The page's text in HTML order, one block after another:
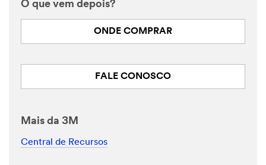
O que vem depois?
ONDE COMPRAR
FALE CONOSCO
Mais da 3M
Central de Recursos